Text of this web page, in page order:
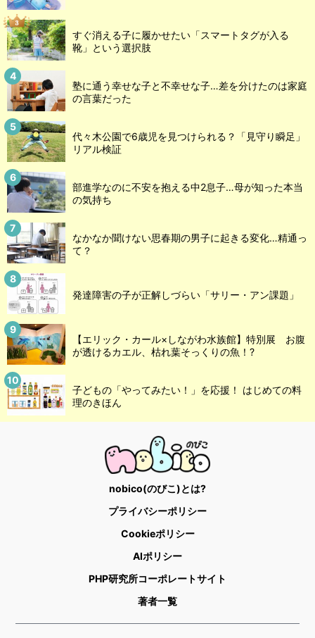
すぐ消える子に履かせたい「スマートタグが入る
靴」という選択肢
塾に通う幸せな子と不幸せな子…差を分けたのは家庭
の言葉だった
代々木公園で6歳児を見つけられる？「見守り瞬足」
リアル検証
部進学なのに不安を抱える中2息子…母が知った本当
の気持ち
なかなか聞けない思春期の男子に起きる変化…精通っ
て？
発達障害の子が正解しづらい「サリー・アン課題」
【エリック・カール×しながわ水族館】特別展 お腹
が透けるカエル、枯れ葉そっくりの魚！?
子どもの「やってみたい！」を応援！ はじめての料
理のきほん
nobico(のびこ)とは?
プライバシーポリシー
Cookieポリシー
AIポリシー
PHP研究所コーポレートサイト
著者一覧